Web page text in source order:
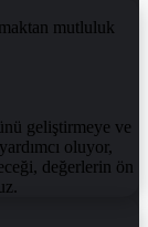
mutluluk
geliştirmeye ve
oluyor,
değerlerin ön